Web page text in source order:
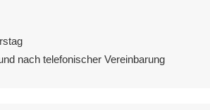
nach telefonischer Vereinbarung